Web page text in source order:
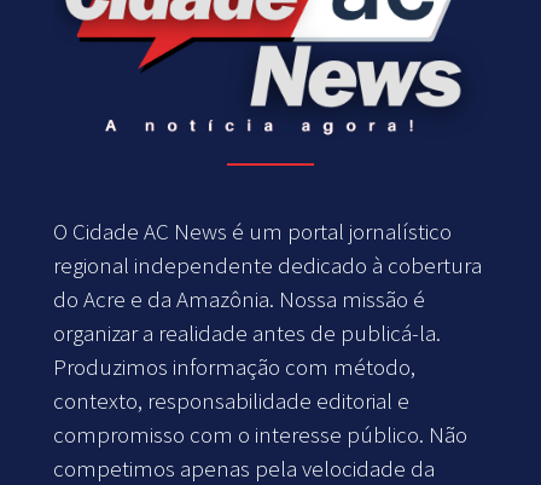
O Cidade AC News é um portal jornalístico
regional independente dedicado à cobertura
do Acre e da Amazônia. Nossa missão é
organizar a realidade antes de publicá-la.
Produzimos informação com método,
contexto, responsabilidade editorial e
compromisso com o interesse público. Não
competimos apenas pela velocidade da